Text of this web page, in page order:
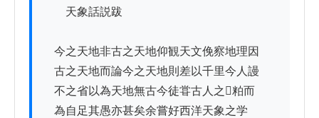
天象話説跋
今之天地非古之天地仰観天文俛察地理因
古之天地而論今之天地則差以千里今人謾
不之省以為天地無古今徒甞古人之𦵩粕而
為自足其愚亦甚矣余嘗好西洋天象之学